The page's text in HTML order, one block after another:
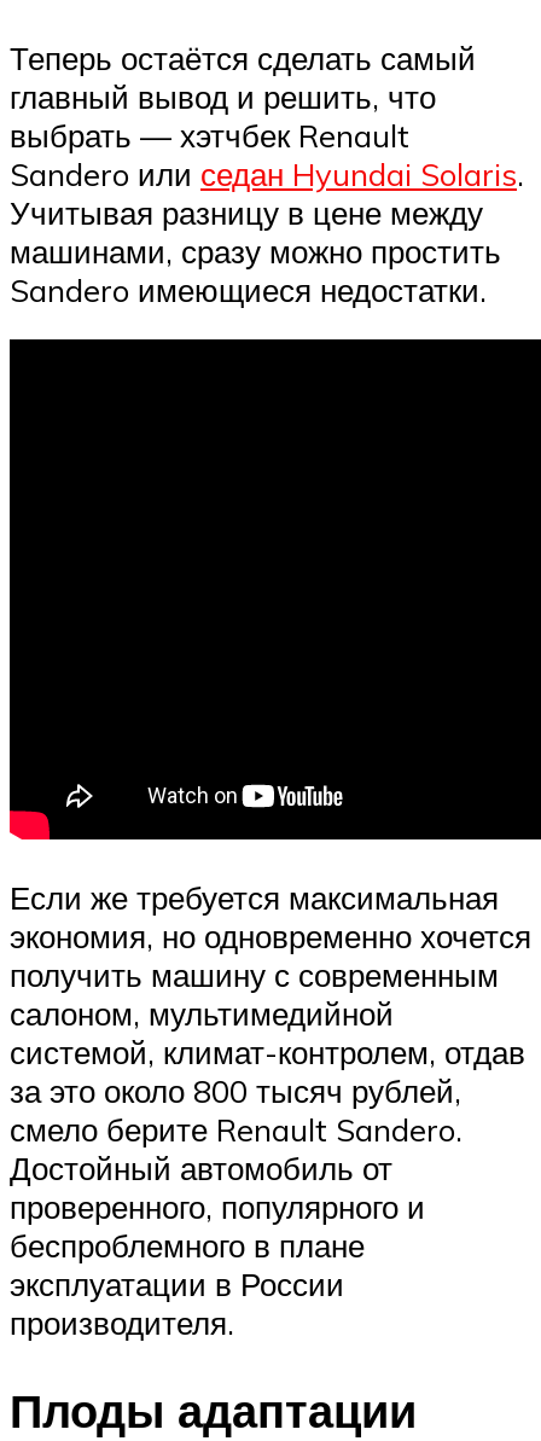
Теперь остаётся сделать самый
главный вывод и решить, что
выбрать — хэтчбек Renault
Sandero или седан Hyundai Solaris.
Учитывая разницу в цене между
машинами, сразу можно простить
Sandero имеющиеся недостатки.
Если же требуется максимальная
экономия, но одновременно хочется
получить машину с современным
салоном, мультимедийной
системой, климат-контролем, отдав
за это около 800 тысяч рублей,
смело берите Renault Sandero.
Достойный автомобиль от
проверенного, популярного и
беспроблемного в плане
эксплуатации в России
производителя.
Плоды адаптации